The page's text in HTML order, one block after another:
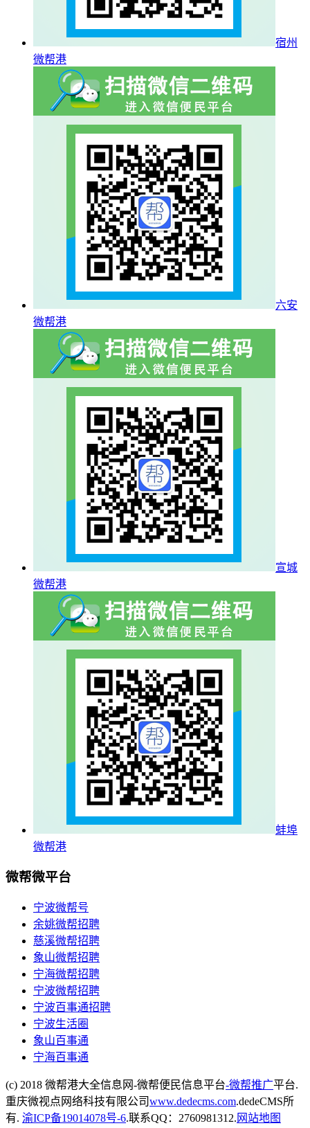
宿州
微帮港
六安
微帮港
宣城
微帮港
蚌埠
微帮港
微帮微平台
宁波微帮号
余姚微帮招聘
慈溪微帮招聘
象山微帮招聘
宁海微帮招聘
宁波微帮招聘
宁波百事通招聘
宁波生活圈
象山百事通
宁海百事通
(c) 2018 微帮港大全信息网-微帮便民信息平台-微帮推广平台.
重庆微视点网络科技有限公司www.dedecms.com.dedeCMS所
有. 渝ICP备19014078号-6.联系QQ：2760981312. 网站地图